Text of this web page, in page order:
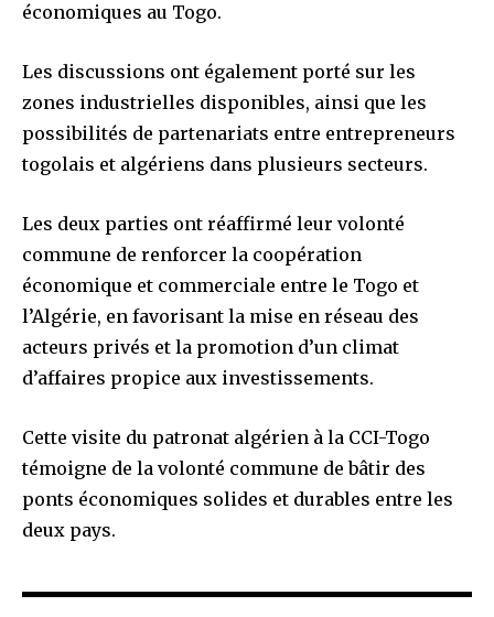
économiques au Togo.
Les discussions ont également porté sur les
zones industrielles disponibles, ainsi que les
possibilités de partenariats entre entrepreneurs
togolais et algériens dans plusieurs secteurs.
Les deux parties ont réaffirmé leur volonté
commune de renforcer la coopération
économique et commerciale entre le Togo et
l’Algérie, en favorisant la mise en réseau des
acteurs privés et la promotion d’un climat
d’affaires propice aux investissements.
Cette visite du patronat algérien à la CCI-Togo
témoigne de la volonté commune de bâtir des
ponts économiques solides et durables entre les
deux pays.